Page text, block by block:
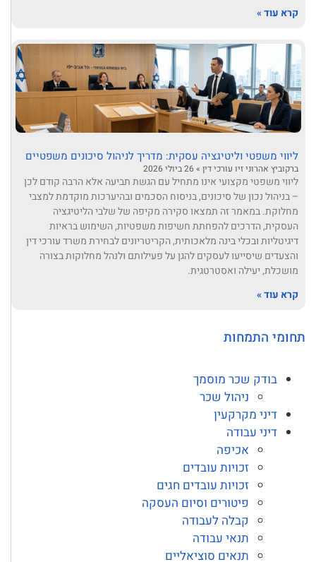
קרא עוד »
ליווי משפטי וליטיגציה עסקית: מדריך לניהול סיכונים משפטיים
ברקוביץ אהרוני זיו עורכי דין
ליווי משפטי מקצועי אינו מתחיל עם הגשת תביעה אלא הרבה קודם לכן
– בניהול נכון של סיכונים, בניסוח הסכמים ובהיערכות מוקדמת למצבי
מחלוקת. במאמר זה תמצאו סקירה מקיפה של שלבי הליטיגציה
העסקית, הדרכים להפחתת חשיפות משפטיות, השימוש בראיות
דיגיטליות ובכלי בינה מלאכותית, הקריטריונים לבחירת משרד עורכי דין
והצעדים שיסייעו לעסקים להגן על פעילותם ולנהל מחלוקות בצורה
מושכלת, יעילה ואסטרטגית.
קרא עוד »
תחומי התמחות
בודק שכר מוסמך
ניהול שכר
דיני מקרקעין
דיני עבודה
אכיפה
זכויות עובדים
זכויות עובדים חגים
פיטורים וסיום העסקה
קבלה לעבודה
תנאי עבודה
תנאים סוציאליים